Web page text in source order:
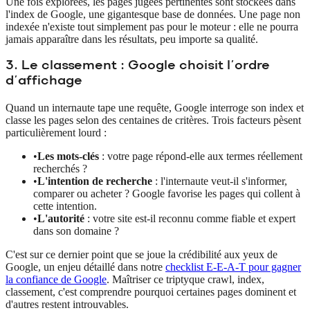
l'index de Google, une gigantesque base de données. Une page non
indexée n'existe tout simplement pas pour le moteur : elle ne pourra
jamais apparaître dans les résultats, peu importe sa qualité.
3. Le classement : Google choisit l'ordre
d'affichage
Quand un internaute tape une requête, Google interroge son index et
classe les pages selon des centaines de critères. Trois facteurs pèsent
particulièrement lourd :
•Les mots-clés : votre page répond-elle aux termes réellement
recherchés ?
•L'intention de recherche : l'internaute veut-il s'informer,
comparer ou acheter ? Google favorise les pages qui collent à
cette intention.
•L'autorité : votre site est-il reconnu comme fiable et expert
dans son domaine ?
C'est sur ce dernier point que se joue la crédibilité aux yeux de
Google, un enjeu détaillé dans notre checklist E-E-A-T pour gagner
la confiance de Google. Maîtriser ce triptyque crawl, index,
classement, c'est comprendre pourquoi certaines pages dominent et
d'autres restent introuvables.